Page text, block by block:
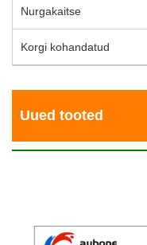
Nurgakaitse
Korgi kohandatud
Uued tooted